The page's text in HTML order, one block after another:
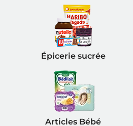
Épicerie sucrée
Articles Bébé